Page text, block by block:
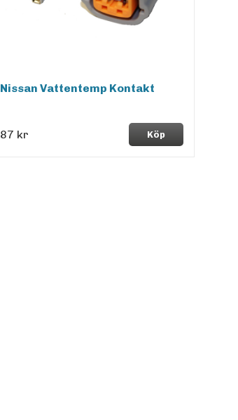
Nissan Vattentemp Kontakt
87 kr Köp